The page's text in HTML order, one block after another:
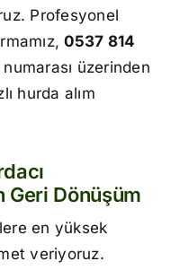
İletişim
Profesyonel
0537 814
üzerinden
hurda alım
Geri Dönüşüm
en yüksek
veriyoruz.